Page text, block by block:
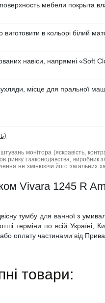
мебели покрыта
в кольорі білий
навіси, напрямні «Soft
місце для пральної
монітора (яскравість,
ринку і законодавства,
не змінюючи його загальних
Vivara 1245 R
тумбу для ванної з
терміни по всій Україні,
або оплату частинами від
товари: